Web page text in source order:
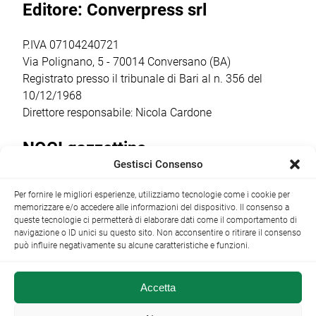
ancora una volta
punto […]
che guiderà il
stagione sportiva
2026/2027 […]
bambini dai 5
Editore: Converpress srl
P.IVA 07104240721
Via Polignano, 5 - 70014 Conversano (BA)
Registrato presso il tribunale di Bari al n. 356 del
10/12/1968
Direttore responsabile: Nicola Cardone
NOCI gazzettino
+39 080 4979274|info@nocigazzettino.it Contatti|
Archivio
NOCI gazzettino.it ©2014 •
Gestisci Consenso
Per fornire le migliori esperienze, utilizziamo tecnologie come i cookie per
memorizzare e/o accedere alle informazioni del dispositivo. Il consenso a
queste tecnologie ci permetterà di elaborare dati come il comportamento di
navigazione o ID unici su questo sito. Non acconsentire o ritirare il consenso
può influire negativamente su alcune caratteristiche e funzioni.
Accetta